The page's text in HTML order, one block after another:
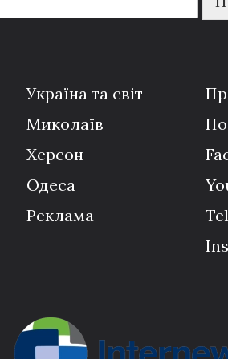
Україна та світ
Миколаїв
Херсон
Одеса
Реклама